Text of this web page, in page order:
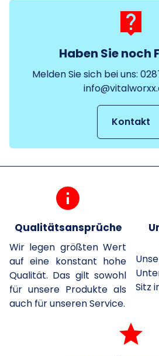
live_help
Haben Sie noch
Melden Sie sich bei uns:
Kontakt
info
Qualitätsansprüche
Wir legen größten Wert
auf eine konstant hohe
Qualität. Das gilt sowohl
für unsere Produkte als
auch für unseren Service.
Sitz
grade